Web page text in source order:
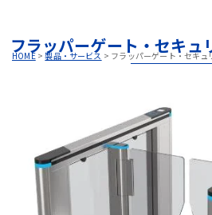
HOME>製品・サービス > フラッパーゲート・セキュ
フラッパーゲート・セキュ